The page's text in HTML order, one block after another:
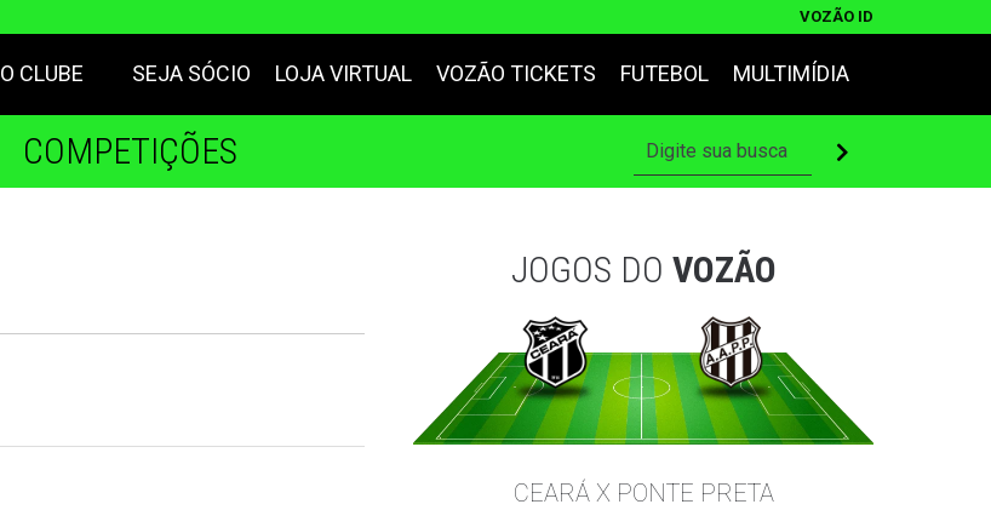
VOZÃO ID
O CLUBE SEJA SÓCIO LOJA VIRTUAL VOZÃO TICKETS FUTEBOL MULTIMÍDIA
COMPETIÇÕES
JOGOS DO VOZÃO
CEARÁ X PONTE PRETA